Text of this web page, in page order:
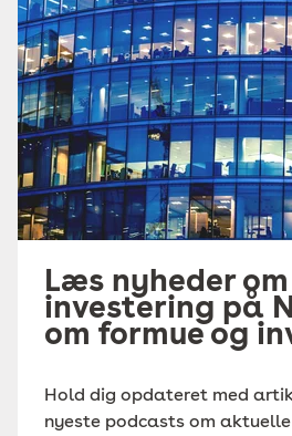
Læs nyheder om
investering på
om formue og
Hold dig opdateret med
nyeste podcasts om